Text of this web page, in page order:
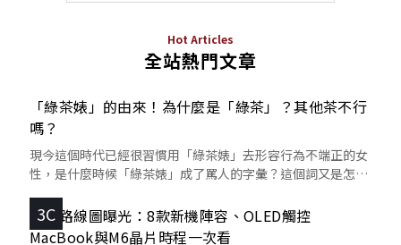
Hot Articles
全站熱門文章
「綠茶婊」的由來！為什麼是「綠茶」？其他茶不行
嗎？
現今這個時代已經很習慣用「綠茶婊」去形容行為不端正的女
性，是什麼時候「綠茶婊」成了罵人的字彙？這個詞又是怎麼
3C
蘋果路線圖曝光：8款新機陣容、OLED觸控
MacBook與M6晶片時程一次看